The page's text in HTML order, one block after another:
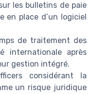
les bulletins de paie
en place d’un logiciel
de traitement des
internationale après
gestion intégré.
considérant la
un risque juridique